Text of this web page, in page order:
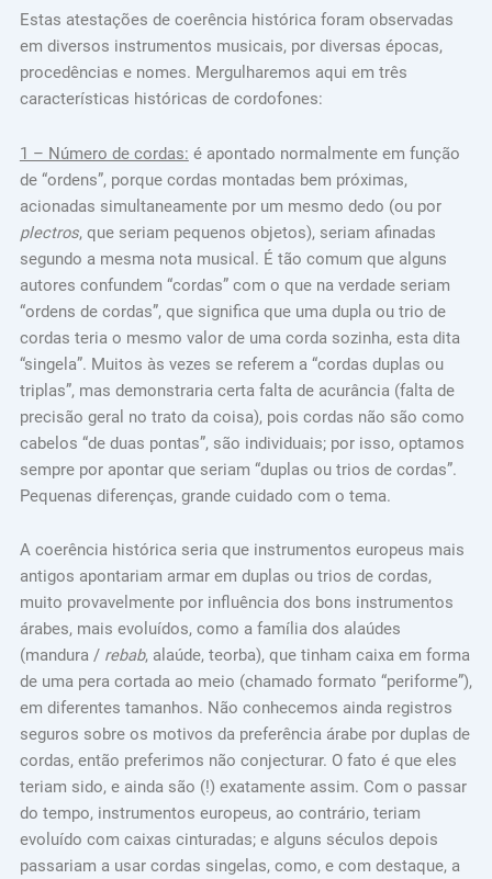
Estas atestações de coerência histórica foram observadas
em diversos instrumentos musicais, por diversas épocas,
procedências e nomes. Mergulharemos aqui em três
características históricas de cordofones:
1 – Número de cordas: é apontado normalmente em função
de “ordens”, porque cordas montadas bem próximas,
acionadas simultaneamente por um mesmo dedo (ou por
plectros, que seriam pequenos objetos), seriam afinadas
segundo a mesma nota musical. É tão comum que alguns
autores confundem “cordas” com o que na verdade seriam
“ordens de cordas”, que significa que uma dupla ou trio de
cordas teria o mesmo valor de uma corda sozinha, esta dita
“singela”. Muitos às vezes se referem a “cordas duplas ou
triplas”, mas demonstraria certa falta de acurância (falta de
precisão geral no trato da coisa), pois cordas não são como
cabelos “de duas pontas”, são individuais; por isso, optamos
sempre por apontar que seriam “duplas ou trios de cordas”.
Pequenas diferenças, grande cuidado com o tema.
A coerência histórica seria que instrumentos europeus mais
antigos apontariam armar em duplas ou trios de cordas,
muito provavelmente por influência dos bons instrumentos
árabes, mais evoluídos, como a família dos alaúdes
(mandura / rebab, alaúde, teorba), que tinham caixa em forma
de uma pera cortada ao meio (chamado formato “periforme”),
em diferentes tamanhos. Não conhecemos ainda registros
seguros sobre os motivos da preferência árabe por duplas de
cordas, então preferimos não conjecturar. O fato é que eles
teriam sido, e ainda são (!) exatamente assim. Com o passar
do tempo, instrumentos europeus, ao contrário, teriam
evoluído com caixas cinturadas; e alguns séculos depois
passariam a usar cordas singelas, como, e com destaque, a